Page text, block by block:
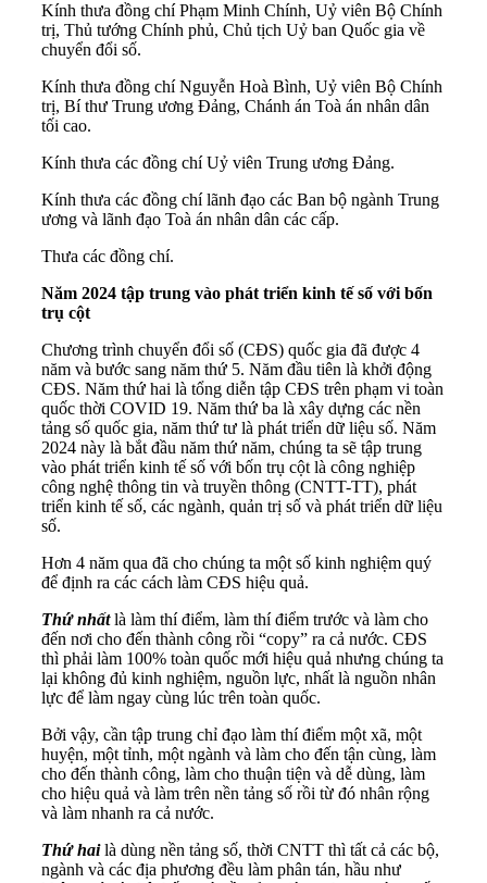
Kính thưa đồng chí Phạm Minh Chính, Uỷ viên Bộ Chính
trị, Thủ tướng Chính phủ, Chủ tịch Uỷ ban Quốc gia về
chuyển đổi số.
Kính thưa đồng chí Nguyễn Hoà Bình, Uỷ viên Bộ Chính
trị, Bí thư Trung ương Đảng, Chánh án Toà án nhân dân
tối cao.
Kính thưa các đồng chí Uỷ viên Trung ương Đảng.
Kính thưa các đồng chí lãnh đạo các Ban bộ ngành Trung
ương và lãnh đạo Toà án nhân dân các cấp.
Thưa các đồng chí.
Năm 2024 tập trung vào phát triển kinh tế số với bốn
trụ cột
Chương trình chuyển đổi số (CĐS) quốc gia đã được 4
năm và bước sang năm thứ 5. Năm đầu tiên là khởi động
CĐS. Năm thứ hai là tổng diễn tập CĐS trên phạm vi toàn
quốc thời COVID 19. Năm thứ ba là xây dựng các nền
tảng số quốc gia, năm thứ tư là phát triển dữ liệu số. Năm
2024 này là bắt đầu năm thứ năm, chúng ta sẽ tập trung
vào phát triển kinh tế số với bốn trụ cột là công nghiệp
công nghệ thông tin và truyền thông (CNTT-TT), phát
triển kinh tế số, các ngành, quản trị số và phát triển dữ liệu
số.
Hơn 4 năm qua đã cho chúng ta một số kinh nghiệm quý
để định ra các cách làm CĐS hiệu quả.
Thứ nhấtlà làm thí điểm, làm thí điểm trước và làm cho
đến nơi cho đến thành công rồi “copy” ra cả nước. CĐS
thì phải làm 100% toàn quốc mới hiệu quả nhưng chúng ta
lại không đủ kinh nghiệm, nguồn lực, nhất là nguồn nhân
lực để làm ngay cùng lúc trên toàn quốc.
Bởi vậy, cần tập trung chỉ đạo làm thí điểm một xã, một
huyện, một tỉnh, một ngành và làm cho đến tận cùng, làm
cho đến thành công, làm cho thuận tiện và dễ dùng, làm
cho hiệu quả và làm trên nền tảng số rồi từ đó nhân rộng
và làm nhanh ra cả nước.
Thứ hailà dùng nền tảng số, thời CNTT thì tất cả các bộ,
ngành và các địa phương đều làm phân tán, hầu như